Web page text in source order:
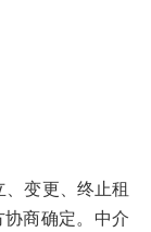
变更、终止租
商确定。中介